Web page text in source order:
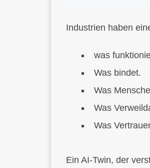
Industrien haben
was
Was bindet.
Was
Was
Was
Ein AI-Twin, der